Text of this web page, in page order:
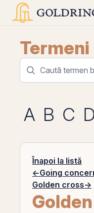
A B C D
Înapoi la listă
←Going
Golden cross→